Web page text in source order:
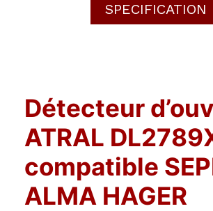
SPECIFICATION
Détecteur
ATRAL
compatible
ALMA HAGER